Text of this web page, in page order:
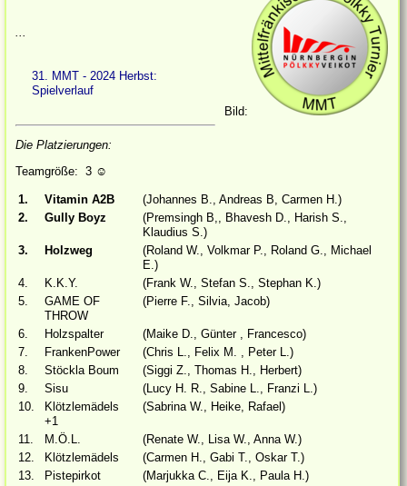
Bild:
31. MMT - 2024 Herbst:
Spielverlauf
Die Platzierungen:
Teamgröße: 3 ☺
1. Vitamin A2B
(Johannes B., Andreas B, Carmen H.)
2.
Gully Boyz
(Premsingh B,, Bhavesh D., Harish S.,
Klaudius S.)
3.
Holzweg
(Roland W., Volkmar P., Roland G., Michael
E.)
4.
K.K.Y.
(Frank W., Stefan S., Stephan K.)
5.
GAME OF
THROW
(Pierre F., Silvia, Jacob)
6. Holzspalter
(Maike D., Günter , Francesco)
7.
FrankenPower
(Chris L., Felix M. , Peter L.)
8.
Stöckla Boum
(Siggi Z., Thomas H., Herbert)
9.
Sisu
(Lucy H. R., Sabine L., Franzi L.)
10.
Klötzlemädels
+1
(Sabrina W., Heike, Rafael)
11. M.Ö.L.
(Renate W., Lisa W., Anna W.)
12.
Klötzlemädels
(Carmen H., Gabi T., Oskar T.)
13.
Pistepirkot (Marjukka C., Eija K., Paula H.)